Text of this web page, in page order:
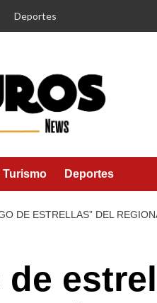
Deportes
Turismo Deportes
DE ESTRELLAS” DEL
de